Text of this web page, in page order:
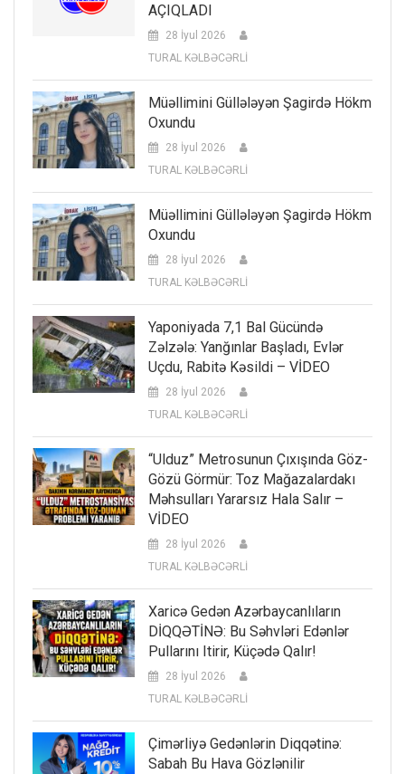
AÇIQLADI
28 İyul 2026
TURAL KƏLBƏCƏRLİ
Müəllimini Güllələyən Şagirdə Hökm
Oxundu
28 İyul 2026
TURAL KƏLBƏCƏRLİ
Müəllimini Güllələyən Şagirdə Hökm
Oxundu
28 İyul 2026
TURAL KƏLBƏCƏRLİ
Yaponiyada 7,1 Bal Gücündə
Zəlzələ: Yanğınlar Başladı, Evlər
Uçdu, Rabitə Kəsildi – VİDEO
28 İyul 2026
TURAL KƏLBƏCƏRLİ
“Ulduz” Metrosunun Çıxışında Göz-
Gözü Görmür: Toz Mağazalardakı
Məhsulları Yararsız Hala Salır –
VİDEO
28 İyul 2026
TURAL KƏLBƏCƏRLİ
Xaricə Gedən Azərbaycanlıların
DİQQƏTİNƏ: Bu Səhvləri Edənlər
Pullarını Itirir, Küçədə Qalır!
28 İyul 2026
TURAL KƏLBƏCƏRLİ
Çimərliyə Gedənlərin Diqqətinə:
Sabah Bu Hava Gözlənilir